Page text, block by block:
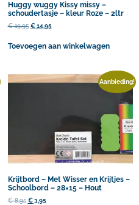
Huggy wuggy Kissy missy –
schoudertasje – kleur Roze – 2ltr
€19,95 €14,95
Toevoegen aan winkelwagen
Aanbieding!
Krijtbord – Met Wisser en Krijtjes –
Schoolbord – 28×15 – Hout
€8,95 €3,95